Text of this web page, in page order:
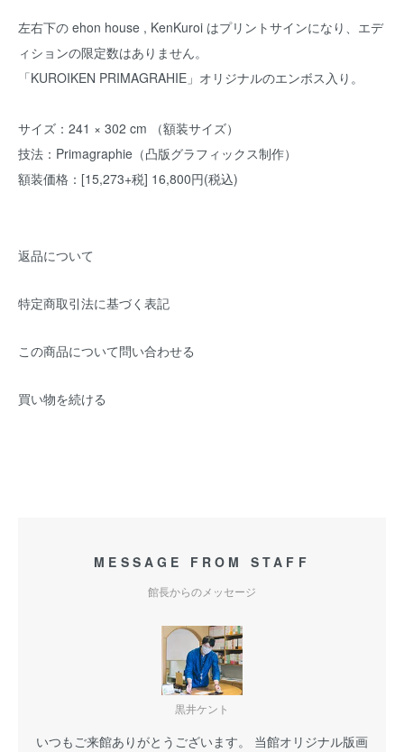
左右下の ehon house , KenKuroi はプリントサインになり、エデ
ィションの限定数はありません。
「KUROIKEN PRIMAGRAHIE」オリジナルのエンボス入り。
サイズ：241 × 302 cm （額装サイズ）
技法：Primagraphie（凸版グラフィックス制作）
額装価格：[15,273+税] 16,800円(税込)
返品について
特定商取引法に基づく表記
この商品について問い合わせる
買い物を続ける
MESSAGE FROM STAFF
館長からのメッセージ
黒井ケント
いつもご来館ありがとうございます。 当館オリジナル版画